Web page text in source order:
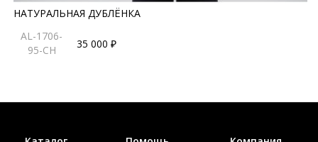
НАТУРАЛЬНАЯ ДУБЛЁНКА
AL-1706-
95-CH
35 000 ₽